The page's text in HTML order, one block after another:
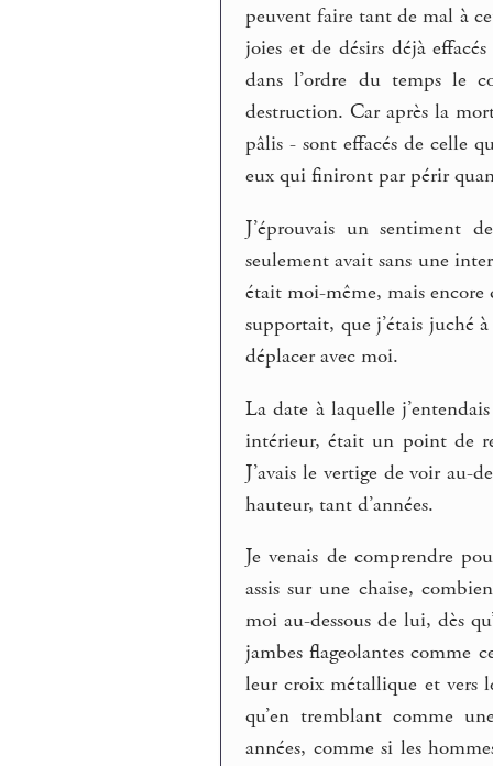
peuvent faire tant de mal à
joies et de désirs déjà
dans l’ordre du temps le
destruction. Car après la
pâlis - sont effacés de celle
eux qui finiront par périr
J’éprouvais un sentiment
seulement avait sans une
était moi-même, mais
supportait, que j’étais juché
déplacer avec moi.
La date à laquelle
intérieur, était un point de
J’avais le vertige de voir au-
hauteur, tant d’années.
Je venais de comprendre
assis sur une chaise,
moi au-dessous de lui, dès
jambes flageolantes comme
leur croix métallique et vers
qu’en tremblant comme
années, comme si les